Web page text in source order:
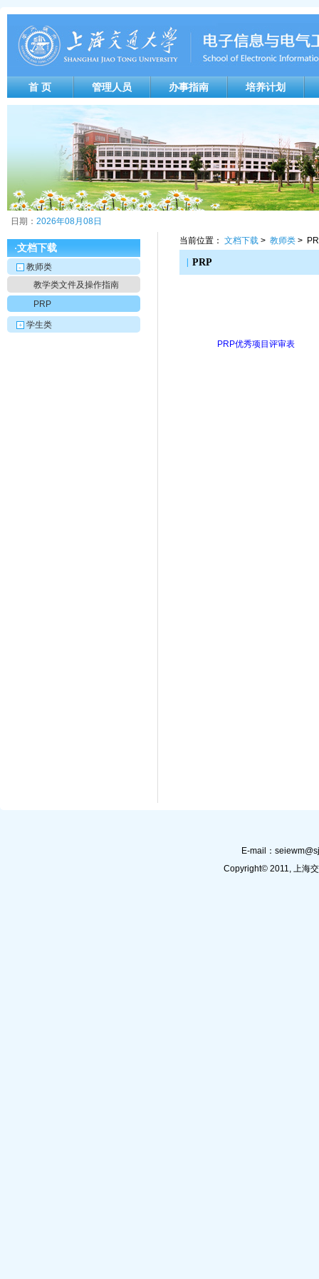
首 页 管理人员 办事指南 培养计划
日期： 2026年08月08日
·文档下载
-
教师类
教学类文件及操作指南
PRP
+ 学生类
当前位置：文档下载 >教师类 >
PRP
PRP优秀项目评审表
E-mail：
Copyright© 2011, 上海